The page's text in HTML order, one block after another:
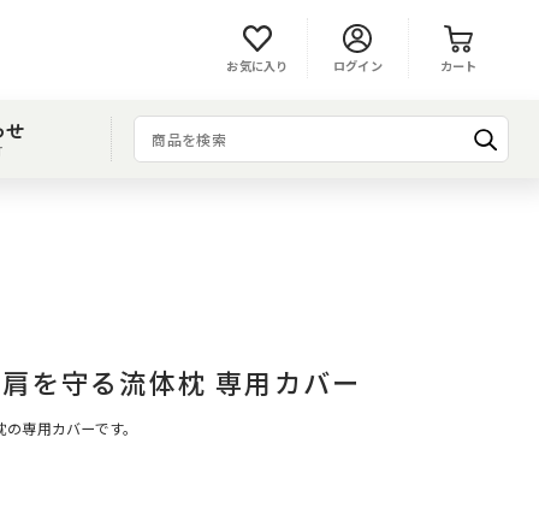
ログイン
お気に入り カート
せ
を守る流体枕 専用カバー
専用カバーです。